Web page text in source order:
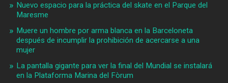
Nuevo espacio para la práctica del skate en el Parque del
Maresme
Muere un hombre por arma blanca en la Barceloneta
después de incumplir la prohibición de acercarse a una
mujer
La pantalla gigante para ver la final del Mundial se instalará
en la Plataforma Marina del Fòrum